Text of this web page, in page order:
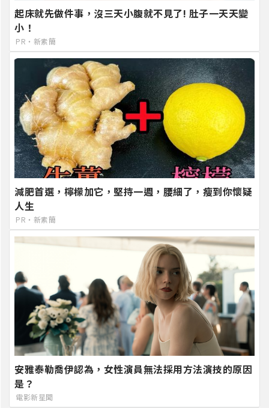
起床就先做件事，沒三天小腹就不見了! 肚子一天天變
小！
PR・新素簡
減肥首選，檸檬加它，堅持一週，腰細了，瘦到你懷疑
人生
PR・新素簡
安雅泰勒喬伊認為，女性演員無法採用方法演技的原因
是？
電影新星聞